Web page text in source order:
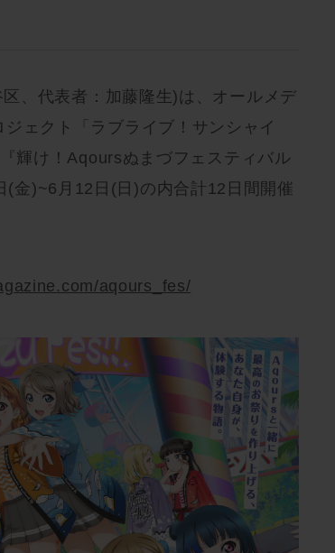
、代表者：加藤隆生)は、オールメデ
ェクト「ラブライブ！サンシャイ
輝け！Aqoursぬまづフェスティバル
金)~6月12日(日)の内合計12日間開催
aqours_fes/